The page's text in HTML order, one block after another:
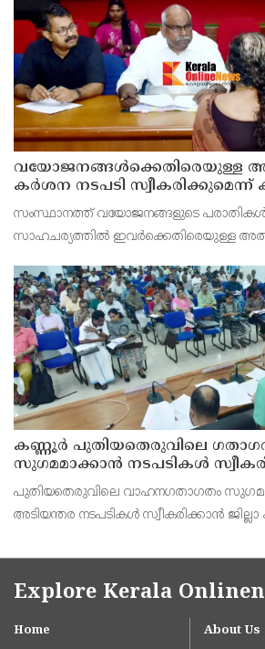
ഡിപ്പോയ്ക്ക് നാല് ഏക്കറിൽ അധികം
വയോജനങ്ങൾക്കെതിരെയുള്ള
കർശന നടപടി സ്വീകരിക്കുമെന്ന്
സംസ്ഥാനത്ത് വയോജനങ്ങളുടെ
സാഹചര്യത്തിൽ ഇവർക്കെതിരെയുള്ള
കെ. സോമപ്രസാദ്.
കണ്ണൂർ പുതിയതെരുവിലെ
സുഗമമാക്കാന്‍ നടപടികള്‍
പുതിയതെരുവിലെ വാഹനഗതാഗതം
അടിയന്തര നടപടികള്‍ സ്വീകരിക്കാന്‍ ജില്ലാ
Explore Kerala
Home About Us